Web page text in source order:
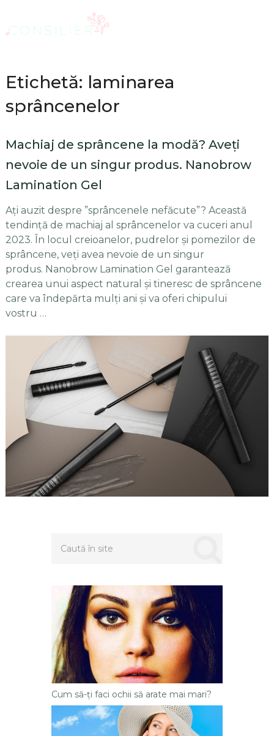
Etichetă: laminarea
sprâncenelor
Machiaj de sprâncene la modă? Aveți
nevoie de un singur produs. Nanobrow
Lamination Gel
Ați auzit despre ”sprâncenele nefăcute”? Această
tendință de machiaj al sprâncenelor va cuceri anul
2023. În locul creioanelor, pudrelor și pomezilor de
sprâncene, veți avea nevoie de un singur
produs. Nanobrow Lamination Gel garantează
crearea unui aspect natural și tineresc de sprâncene
care va îndepărta mulți ani și va oferi chipului
vostru …
Cum să-ți faci ochii să arate mai mari?